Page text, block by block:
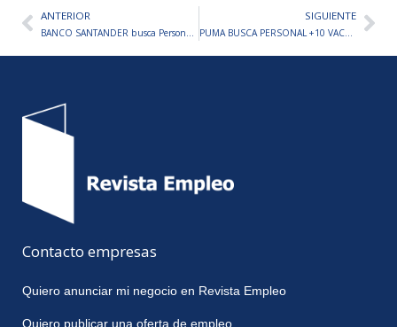
AntANTERIOR
BANCO SANTANDER busca Personal +30 VACANTES EN TODO EL PAÍS
SIGUIENTE
PUMA BUSCA PERSONAL +10 VACANTES EN TODO EL PAÍS
Contacto empresas
Quiero anunciar mi negocio en Revista Empleo
Quiero publicar una oferta de empleo